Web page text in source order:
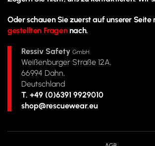
Oder schauen Sie zuerst auf unserer Seite
gestellten Fragennach.
Ressiv Safety GmbH
Weißenburger Straße 12A,
66994 Dahn,
Deutschland
T. +49 (0)6391 9929010
shop@rescuewear.eu